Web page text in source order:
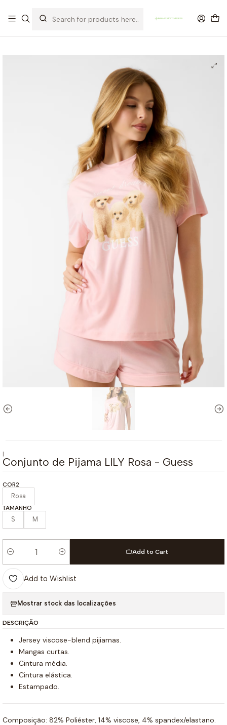
OFERTA DE PORTES DE ENVIO em compras para Portugal superiores a
80€ de artigos sem promoção
|
Conjunto de Pijama LILY Rosa - Guess
COR2
Rosa
TAMANHO
S M
Quantity
Add to Cart
Add to Wishlist
Mostrar stock das localizações
DESCRIÇÃO
Jersey viscose-blend pijiamas.
Mangas curtas.
Cintura média.
Cintura elástica.
Estampado.
Composição: 82% Poliéster, 14% viscose, 4% spandex/elastano.